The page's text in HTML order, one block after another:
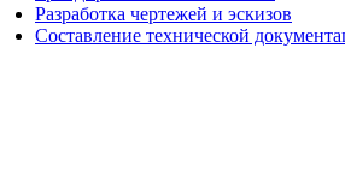
Разработка чертежей и эскизов
Составление технической